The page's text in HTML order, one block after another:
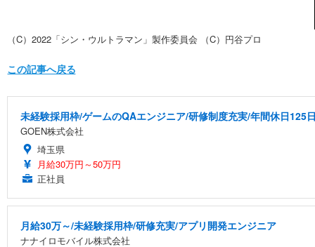
（C）2022「シン・ウルトラマン」製作委員会 （C）円谷プロ
この記事へ戻る
未経験採用枠/ゲームのQAエンジニア/研修制度充実/年間休日125
GOEN株式会社
埼玉県
月給30万円～50万円
正社員
月給30万～/未経験採用枠/研修充実/アプリ開発エンジニア
ナナイロモバイル株式会社